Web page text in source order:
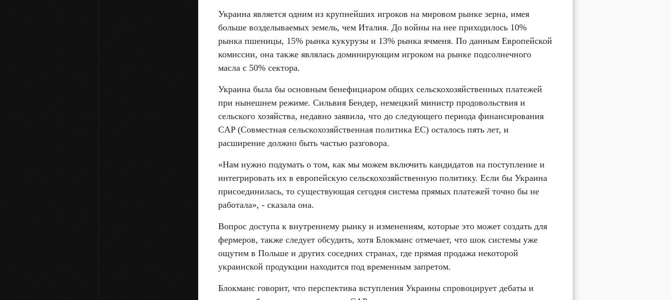
Украина является одним из крупнейших игроков на мировом рынке зерна, имея
больше возделываемых земель, чем Италия. До войны на нее приходилось 10%
рынка пшеницы, 15% рынка кукурузы и 13% рынка ячменя. По данным Европейской
комиссии, она также являлась доминирующим игроком на рынке подсолнечного
масла с 50% сектора.
Украина была бы основным бенефициаром общих сельскохозяйственных платежей
при нынешнем режиме. Сильвия Бендер, немецкий министр продовольствия и
сельского хозяйства, недавно заявила, что до следующего периода финансирования
CAP (Совместная сельскохозяйственная политика ЕС) осталось пять лет, и
расширение должно быть частью разговора.
«Нам нужно подумать о том, как мы можем включить кандидатов на поступление и
интегрировать их в европейскую сельскохозяйственную политику. Если бы Украина
присоединилась, то существующая сегодня система прямых платежей точно бы не
работала», - сказала она.
Вопрос доступа к внутреннему рынку и изменениям, которые это может создать для
фермеров, также следует обсудить, хотя Блокманс отмечает, что шок системы уже
ощутим в Польше и других соседних странах, где прямая продажа некоторой
украинской продукции находится под временным запретом.
Блокманс говорит, что перспектива вступления Украины спровоцирует дебаты и